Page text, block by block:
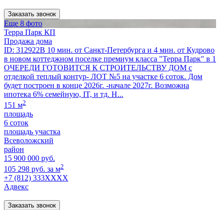
Заказать звонок
Еще 8 фото
Терра Парк КП
Продажа дома
ID: 312922В 10 мин. от Санкт-Петербурга и 4 мин. от Кудрово
в новом коттеджном поселке премиум класса "Терра Парк" в 1
ОЧЕРЕДИ ГОТОВИТСЯ К СТРОИТЕЛЬСТВУ ДОМ с
отделкой теплый контур- ЛОТ №5 на участке 6 соток. Дом
будет построен в конце 2026г. -начале 2027г. Возможна
ипотека 6% семейную, IT, и тд. Н...
151 м2
площадь
6 соток
площадь участка
Всеволожский
район
15 900 000 руб.
105 298 руб. за м2
+7 (812) 333XXXX
Адвекс
Заказать звонок